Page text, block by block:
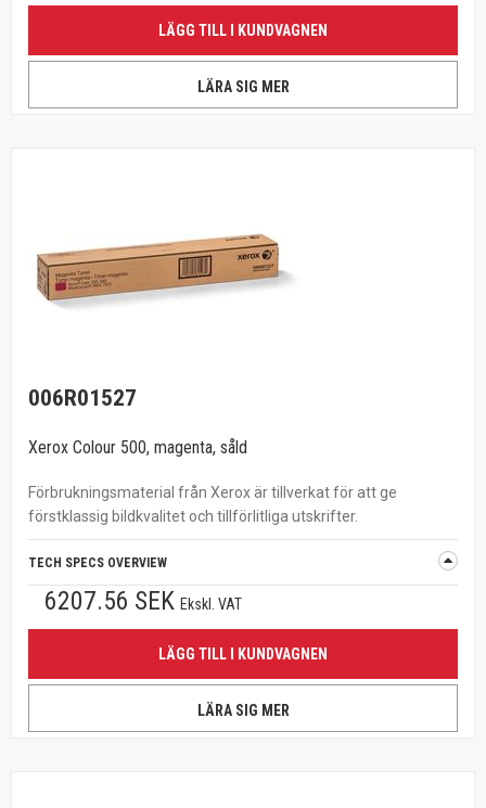
LÄGG TILL I KUNDVAGNEN
LÄRA SIG MER
006R01527
Xerox Colour 500, magenta, såld
Förbrukningsmaterial från Xerox är tillverkat för att ge
förstklassig bildkvalitet och tillförlitliga utskrifter.
TECH SPECS OVERVIEW
6207.56 SEK Ekskl. VAT
LÄGG TILL I KUNDVAGNEN
LÄRA SIG MER